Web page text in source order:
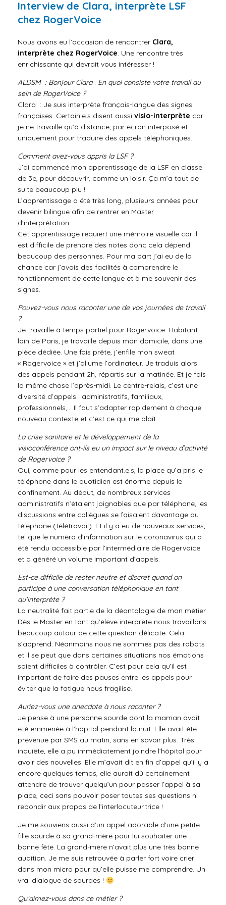
Interview de Clara, interprète LSF
chez RogerVoice
Nous avons eu l’occasion de rencontrer Clara,
interprète chez RogerVoice. Une rencontre très
enrichissante qui devrait vous intéresser !
ALDSM : Bonjour Clara . En quoi consiste votre travail au
sein de RogerVoice ?
Clara : Je suis interprète français-langue des signes
françaises. Certain.e.s disent aussi visio-interprète car
je ne travaille qu’à distance, par écran interposé et
uniquement pour traduire des appels téléphoniques.
Comment avez-vous appris la LSF ?
J’ai commencé mon apprentissage de la LSF en classe
de 3e, pour découvrir, comme un loisir. Ça m’a tout de
suite beaucoup plu !
L’apprentissage a été très long, plusieurs années pour
devenir bilingue afin de rentrer en Master
d’interprétation.
Cet apprentissage requiert une mémoire visuelle car il
est difficile de prendre des notes donc cela dépend
beaucoup des personnes. Pour ma part j’ai eu de la
chance car j’avais des facilités à comprendre le
fonctionnement de cette langue et à me souvenir des
signes.
Pouvez-vous nous raconter une de vos journées de travail
?
Je travaille à temps partiel pour Rogervoice. Habitant
loin de Paris, je travaille depuis mon domicile, dans une
pièce dédiée. Une fois prête, j’enfile mon sweat
« Rogervoice » et j’allume l’ordinateur. Je traduis alors
des appels pendant 2h, répartis sur la matinée. Et je fais
la même chose l’après-midi. Le centre-relais, c’est une
diversité d’appels : administratifs, familiaux,
professionnels,… Il faut s’adapter rapidement à chaque
nouveau contexte et c’est ce qui me plaît.
La crise sanitaire et le développement de la
visioconférence ont-ils eu un impact sur le niveau d’activité
de Rogervoice ?
Oui, comme pour les entendant.e.s, la place qu’a pris le
téléphone dans le quotidien est énorme depuis le
confinement. Au début, de nombreux services
administratifs n’étaient joignables que par téléphone, les
discussions entre collègues se faisaient davantage au
téléphone (télétravail). Et il y a eu de nouveaux services,
tel que le numéro d’information sur le coronavirus qui a
été rendu accessible par l’intermédiaire de Rogervoice
et a généré un volume important d’appels.
Est-ce difficile de rester neutre et discret quand on
participe à une conversation téléphonique en tant
qu’interprète ?
La neutralité fait partie de la déontologie de mon métier.
Dès le Master en tant qu’élève interprète nous travaillons
beaucoup autour de cette question délicate. Cela
s’apprend. Néanmoins nous ne sommes pas des robots
et il se peut que dans certaines situations nos émotions
soient difficiles à contrôler. C’est pour cela qu’il est
important de faire des pauses entre les appels pour
éviter que la fatigue nous fragilise.
Auriez-vous une anecdote à nous raconter ?
Je pense à une personne sourde dont la maman avait
été emmenée à l’hôpital pendant la nuit. Elle avait été
prévenue par SMS au matin, sans en savoir plus. Très
inquiète, elle a pu immédiatement joindre l’hôpital pour
avoir des nouvelles. Elle m’avait dit en fin d’appel qu’il y a
encore quelques temps, elle aurait dû certainement
attendre de trouver quelqu’un pour passer l’appel à sa
place, ceci sans pouvoir poser toutes ses questions ni
rebondir aux propos de l’interlocuteur.trice !
Je me souviens aussi d’un appel adorable d’une petite
fille sourde à sa grand-mère pour lui souhaiter une
bonne fête. La grand-mère n’avait plus une très bonne
audition. Je me suis retrouvée à parler fort voire crier
dans mon micro pour qu’elle puisse me comprendre. Un
vrai dialogue de sourdes !
Qu’aimez-vous dans ce métier ?